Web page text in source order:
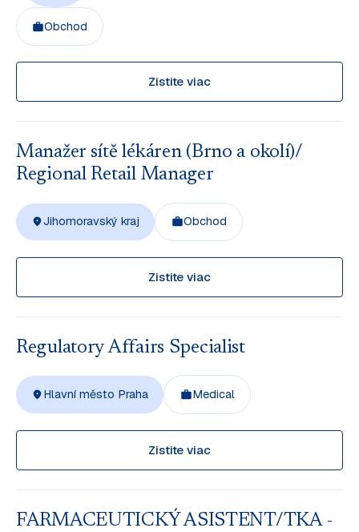
Obchod
Zistite viac
Manažer sítě lékáren (Brno a okolí)/
Regional Retail Manager
Jihomoravský kraj Obchod
Zistite viac
Regulatory Affairs Specialist
Hlavní město Praha Medical
Zistite viac
FARMACEUTICKÝ ASISTENT/TKA -